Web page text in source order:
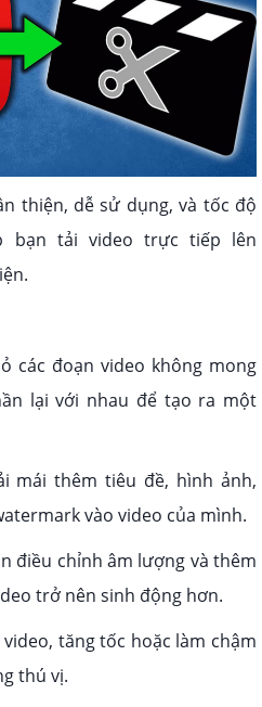
thiện, dễ sử dụng, và tốc độ
bạn tải video trực tiếp lên
các đoạn video không mong
lại với nhau để tạo ra một
mái thêm tiêu đề, hình ảnh,
vào video của mình.
điều chỉnh âm lượng và thêm
trở nên sinh động hơn.
tăng tốc hoặc làm chậm
thú vị.